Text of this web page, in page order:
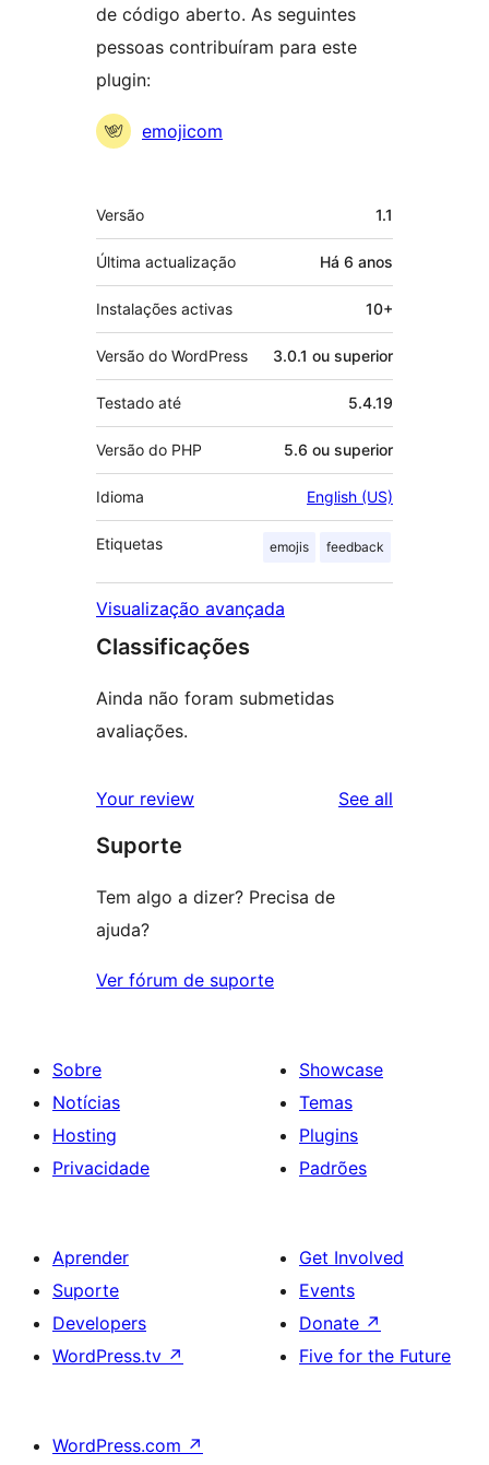
de código aberto. As seguintes
pessoas contribuíram para este
plugin:
Contribuidores
emojicom
Metadados
Versão 1.1
Última actualização Há 6 anos
Instalações activas 10+
Versão do WordPress 3.0.1 ou superior
Testado até 5.4.19
Versão do PHP 5.6 ou superior
Idioma English (US)
Etiquetas emojis feedback
Visualização avançada
Classificações
Ainda não foram submetidas
avaliações.
Your review See all
Suporte
Tem algo a dizer? Precisa de
ajuda?
Ver fórum de suporte
Sobre
Notícias
Hosting
Privacidade
Showcase
Temas
Plugins
Padrões
Aprender
Suporte
Developers
WordPress.tv ↗
Get Involved
Events
Donate ↗
Five for the Future
WordPress.com ↗